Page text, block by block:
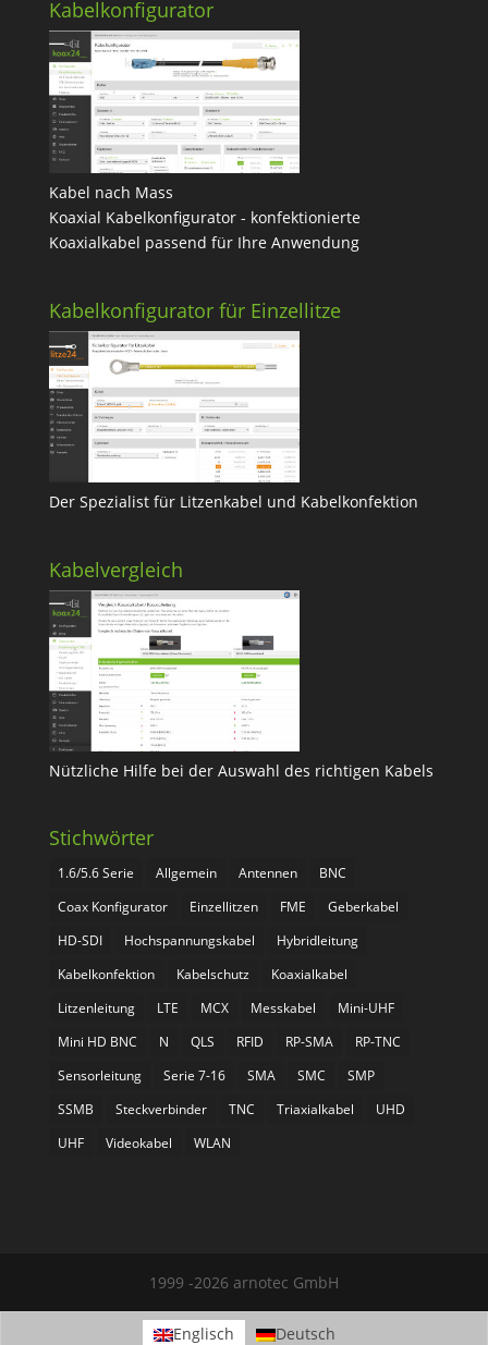
Kabelkonfigurator
Kabel nach Mass
Koaxial Kabelkonfigurator - konfektionierte
Koaxialkabel passend für Ihre Anwendung
Kabelkonfigurator für Einzellitze
Der Spezialist für Litzenkabel und Kabelkonfektion
Kabelvergleich
Nützliche Hilfe bei der Auswahl des richtigen Kabels
Stichwörter
1.6/5.6 Serie Allgemein Antennen
BNC
Coax Konfigurator
Einzellitzen FME
Geberkabel
HD-SDI
Hochspannungskabel
Hybridleitung
Kabelkonfektion
Kabelschutz
Koaxialkabel
Litzenleitung
LTE MCX Messkabel
Mini-UHF
Mini HD BNC
N QLS RFID RP-SMA
RP-TNC
Sensorleitung
Serie 7-16 SMA SMC
SMP
SSMB
Steckverbinder TNC Triaxialkabel
UHD
UHF
Videokabel WLAN
1999 -2026 arnotec GmbH
Englisch Deutsch